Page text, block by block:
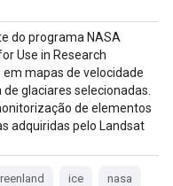
do programa NASA
Use in Research
em mapas de velocidade
glaciares selecionadas.
de elementos
adquiridas pelo Landsat
ice nasa